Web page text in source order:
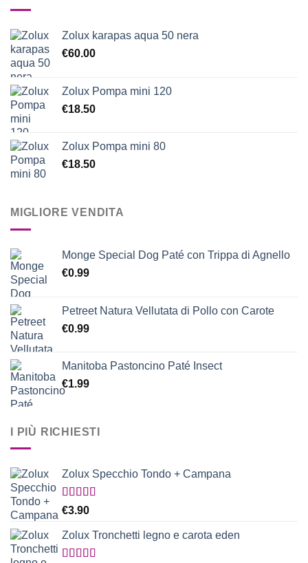
Zolux karapas aqua 50 nera
€60.00
Zolux Pompa mini 120
€18.50
Zolux Pompa mini 80
€18.50
MIGLIORE VENDITA
Monge Special Dog Paté con Trippa di Agnello
€0.99
Petreet Natura Vellutata di Pollo con Carote
€0.99
Manitoba Pastoncino Paté Insect
€1.99
I PIÙ RICHIESTI
Zolux Specchio Tondo + Campana
Valutato
€3.90
Zolux Tronchetti legno e carota eden